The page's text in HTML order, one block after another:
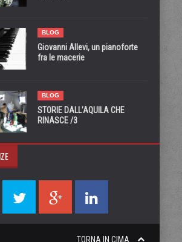
BLOG
Giovanni Allevi, un pianoforte
fra le macerie
BLOG
STORIE DALL’AQUILA CHE
RINASCE /3
TORNA IN CIMA